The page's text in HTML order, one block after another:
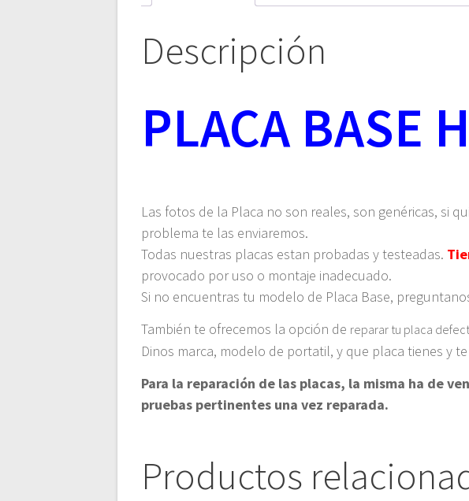
Descripción
PLACA BASE
Las fotos de la Placa no son reales, son genéricas, si
problema te las enviaremos.
Todas nuestras placas estan probadas y testeadas.
provocado por uso o montaje inadecuado.
Si no encuentras tu modelo de Placa Base,
También te ofrecemos la opción de reparar tu placa
Dinos marca, modelo de portatil, y que placa tienes y
Para la reparación de las placas, la misma ha de
pruebas pertinentes una vez reparada.
Productos